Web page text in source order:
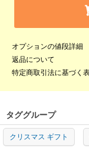
オプションの値段詳細
返品について
特定商取引法に基づく
タググループ
クリスマス ギフト